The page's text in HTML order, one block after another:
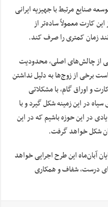
صنایع مرتبط با جهیزیه ایرانی
این کارت معمولاً ساده‌تر از
زمان کمتری را صرف کند.
از چالش‌های اصلی، محدودیت
برخی از زوج‌ها به دلیل نداشتن
و اوراق گام، با مشکلاتی
در این زمینه شکل گیرد و با
در این حوزه باشیم که در این
شکل خواهد گرفت.
آبان‌ماه این طرح اجرایی خواهد
درست، شفاف و همکاری